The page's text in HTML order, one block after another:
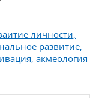
личности,
развитие,
акмеология